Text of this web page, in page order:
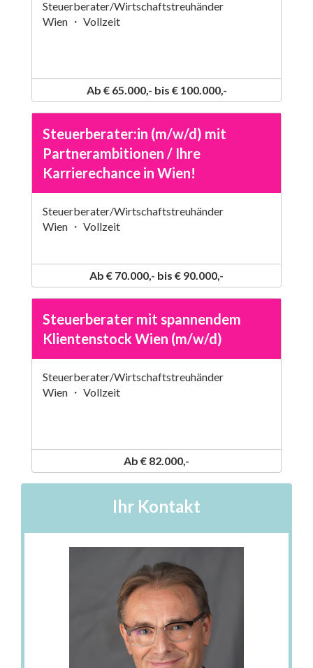
Steuerberater/Wirtschaftstreuhänder
Wien ・ Vollzeit
Ab € 65.000,- bis € 100.000,-
Steuerberater:in (m/w/d) mit
Partnerambitionen / Ihre
Karrierechance in Wien!
Steuerberater/Wirtschaftstreuhänder
Wien ・ Vollzeit
Ab € 70.000,- bis € 90.000,-
Steuerberater mit spannendem
Klientenstock Wien (m/w/d)
Steuerberater/Wirtschaftstreuhänder
Wien ・ Vollzeit
Ab € 82.000,-
Ihr Kontakt